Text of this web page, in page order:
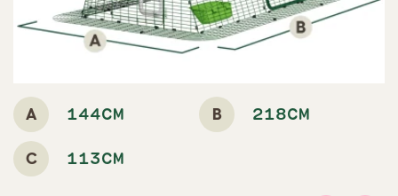
A 144CM B 218CM
C 113CM